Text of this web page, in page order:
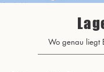
Wo genau liegt